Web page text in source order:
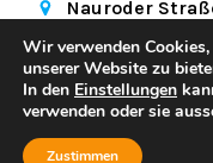
Nauroder
(+49) 179 5081972
© 2026 Verein für
for free
Wir verwenden
unserer Website zu
In den Einstellungen
verwenden oder sie
Zustimmen